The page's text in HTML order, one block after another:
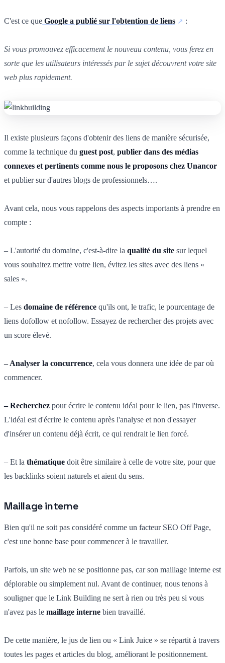
C'est ce que Google a publié sur l'obtention de liens :
Si vous promouvez efficacement le nouveau contenu, vous ferez en
sorte que les utilisateurs intéressés par le sujet découvrent votre site
web plus rapidement.
Il existe plusieurs façons d'obtenir des liens de manière sécurisée,
comme la technique du guest post, publier dans des médias
connexes et pertinents comme nous le proposons chez Unancor
et publier sur d'autres blogs de professionnels….
Avant cela, nous vous rappelons des aspects importants à prendre en
compte :
– L'autorité du domaine, c'est-à-dire la qualité du site sur lequel
vous souhaitez mettre votre lien, évitez les sites avec des liens «
sales ».
– Les domaine de référence qu'ils ont, le trafic, le pourcentage de
liens dofollow et nofollow. Essayez de rechercher des projets avec
un score élevé.
– Analyser la concurrence, cela vous donnera une idée de par où
commencer.
– Recherchez pour écrire le contenu idéal pour le lien, pas l'inverse.
L'idéal est d'écrire le contenu après l'analyse et non d'essayer
d'insérer un contenu déjà écrit, ce qui rendrait le lien forcé.
– Et la thématique doit être similaire à celle de votre site, pour que
les backlinks soient naturels et aient du sens.
Maillage interne
Bien qu'il ne soit pas considéré comme un facteur SEO Off Page,
c'est une bonne base pour commencer à le travailler.
Parfois, un site web ne se positionne pas, car son maillage interne est
déplorable ou simplement nul. Avant de continuer, nous tenons à
souligner que le Link Building ne sert à rien ou très peu si vous
n'avez pas le maillage interne bien travaillé.
De cette manière, le jus de lien ou « Link Juice » se répartit à travers
toutes les pages et articles du blog, améliorant le positionnement.